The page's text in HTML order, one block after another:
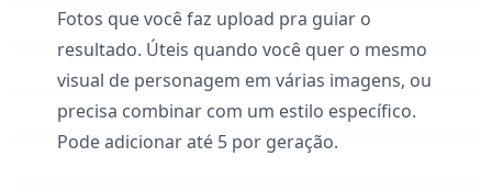
Fotos que você faz upload pra guiar o
resultado. Úteis quando você quer o mesmo
visual de personagem em várias imagens, ou
precisa combinar com um estilo específico.
Pode adicionar até 5 por geração.